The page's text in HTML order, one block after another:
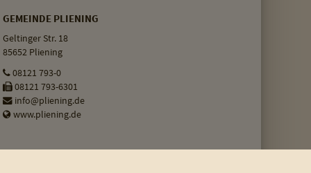
GEMEINDE PLIENING
Geltinger Str. 18
85652 Pliening
08121 793-0
08121 793-6301
info@pliening.de
www.pliening.de